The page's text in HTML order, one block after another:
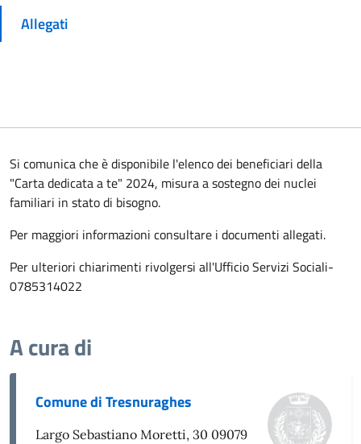
Allegati
Si comunica che è disponibile l'elenco dei beneficiari della
"Carta dedicata a te" 2024, misura a sostegno dei nuclei
familiari in stato di bisogno.
Per maggiori informazioni consultare i documenti allegati.
Per ulteriori chiarimenti rivolgersi all'Ufficio Servizi Sociali-
0785314022
A cura di
Comune di Tresnuraghes
Largo Sebastiano Moretti, 30 09079